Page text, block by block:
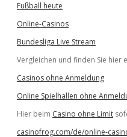
Fußball heute
Online-Casinos
Bundesliga Live Stream
Vergleichen und finden Sie hier
Casinos ohne Anmeldung
Online Spielhallen ohne
Hier beim Casino ohne Limit
casinofrog.com/de/online-